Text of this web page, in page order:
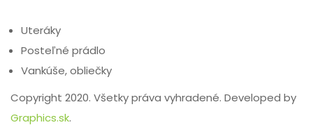
Uteráky
Posteľné prádlo
Vankúše, obliečky
Copyright 2020. Všetky práva vyhradené. Developed by
Graphics.sk.